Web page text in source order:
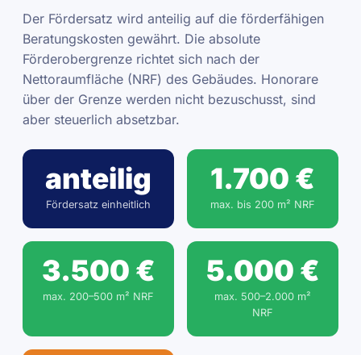
Der Fördersatz wird anteilig auf die förderfähigen
Beratungskosten gewährt. Die absolute
Förderobergrenze richtet sich nach der
Nettoraumfläche (NRF) des Gebäudes. Honorare
über der Grenze werden nicht bezuschusst, sind
aber steuerlich absetzbar.
anteilig
Fördersatz einheitlich
1.700 €
max. bis 200 m² NRF
3.500 €
max. 200–500 m² NRF
5.000 €
max. 500–2.000 m²
NRF